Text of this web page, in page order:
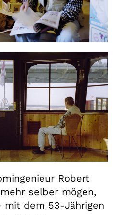
Robert
selber mögen,
mit dem 53-Jährigen